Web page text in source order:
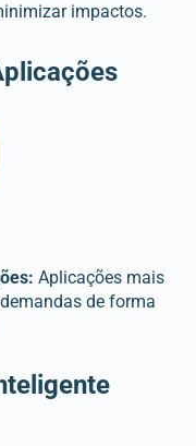
impactos.
Aplicações mais
de forma